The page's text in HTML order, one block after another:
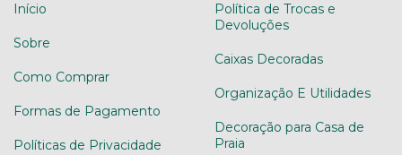
Início
Sobre
Como Comprar
Formas de Pagamento
Políticas de Privacidade
Política de Trocas e
Devoluções
Caixas Decoradas
Organização E Utilidades
Decoração para Casa de
Praia